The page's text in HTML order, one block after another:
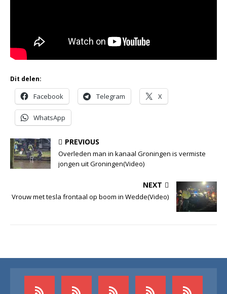
Dit delen:
Facebook Telegram X
WhatsApp
PREVIOUS
Overleden man in kanaal Groningen is vermiste
jongen uit Groningen(Video)
NEXT
Vrouw met tesla frontaal op boom in Wedde(Video)